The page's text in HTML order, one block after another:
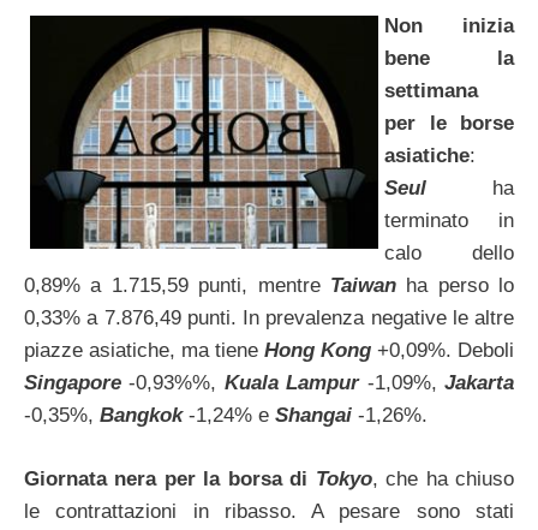
Non inizia
bene la
settimana
per le borse
asiatiche:
Seul ha
terminato in
calo dello
0,89% a 1.715,59 punti, mentre Taiwan ha perso lo
0,33% a 7.876,49 punti. In prevalenza negative le altre
piazze asiatiche, ma tiene Hong Kong +0,09%. Deboli
Singapore -0,93%%, Kuala Lampur -1,09%,Jakarta
-0,35%, Bangkok-1,24% e Shangai -1,26%.
Giornata nera per la borsa di Tokyo, che ha chiuso
le contrattazioni in ribasso. A pesare sono stati